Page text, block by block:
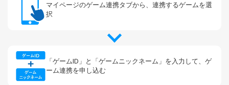
マイページのゲーム連携タブから、 連携するゲームを選
択
「ゲームID」と「ゲームニックネーム」を入力して、 ゲ
ーム連携を申し込む